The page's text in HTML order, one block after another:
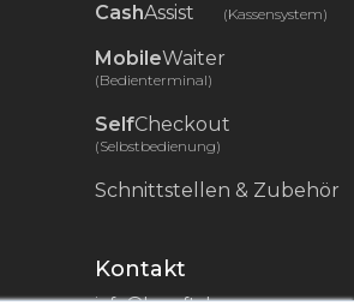
CashAssist (Kassensystem)
MobileWaiter
(Bedienterminal)
SelfCheckout
(Selbstbedienung)
Schnittstellen & Zubehör
Kontakt